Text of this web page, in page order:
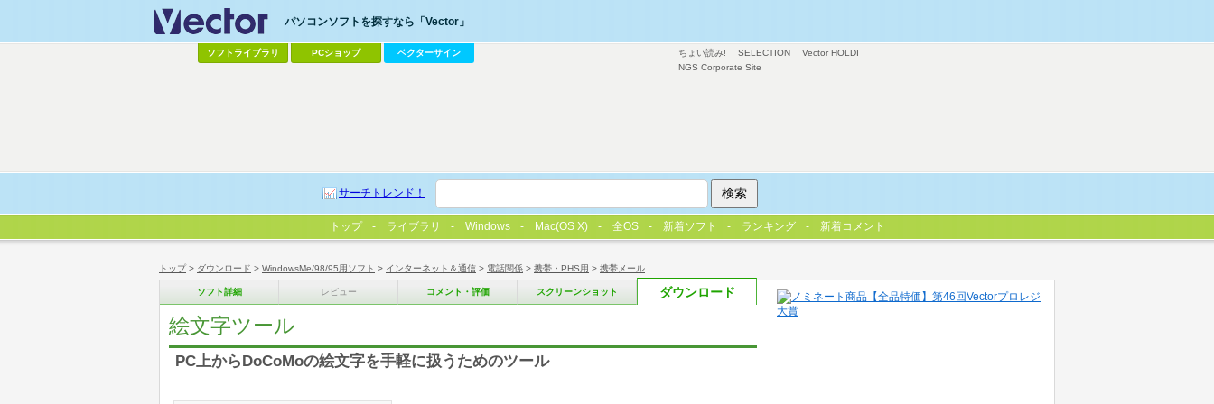
トップ> ダウンロード > WindowsMe/98/95用ソフト > インターネット＆通信 > 電話関係 > 携帯・PHS用 > 携帯メール
ソフト詳細 レビュー コメント・評価 スクリーンショット ダウンロード
絵文字ツール
PC上からDoCoMoの絵文字を手軽に扱うためのツール
ちょい読み! SELECTION
Vector HOLDI
NGS Corporate Site
パソコンソフトを探すなら「Vector」
ソフトライブラリ PCショップ ベクターサイン
サーチトレンド！
トップ ライブラリ Windows Mac(OS X) 全OS 新着ソフト ランキング 新着コメント